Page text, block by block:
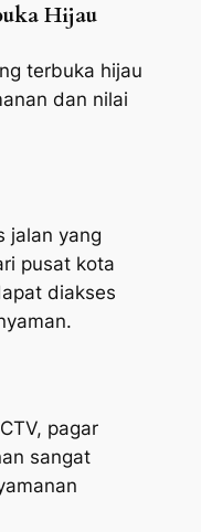
Hijau
terbuka hijau
dan nilai
jalan yang
pusat kota
diakses
pagar
sangat